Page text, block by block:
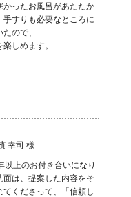
かったお風呂があたたか
手すりも必要なところに
ので、
しめます。
幸司 様
以上のお付き合いになり
面は、提案した内容をそ
てくださって、「信頼し